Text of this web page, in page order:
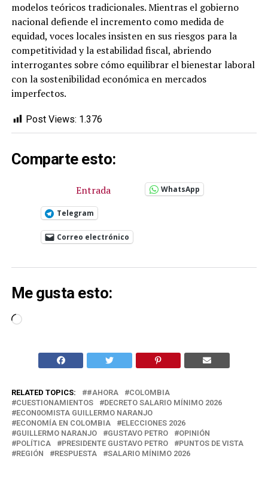
modelos teóricos tradicionales. Mientras el gobierno
nacional defiende el incremento como medida de
equidad, voces locales insisten en sus riesgos para la
competitividad y la estabilidad fiscal, abriendo
interrogantes sobre cómo equilibrar el bienestar laboral
con la sostenibilidad económica en mercados
imperfectos.
Post Views: 1.376
Comparte esto:
Entrada WhatsApp
Telegram
Correo electrónico
Me gusta esto:
Cargando...
RELATED TOPICS: #AHORA
COLOMBIA
CUESTIONAMIENTOS
DECRETO SALARIO MÍNIMO 2026
ECON0OMISTA GUILLERMO NARANJO
ECONOMÍA EN COLOMBIA
ELECCIONES 2026
GUILLERMO NARANJO
GUSTAVO PETRO
OPINIÓN
POLÍTICA
PRESIDENTE GUSTAVO PETRO
PUNTOS DE VISTA
REGIÓN
RESPUESTA SALARIO MÍNIMO 2026